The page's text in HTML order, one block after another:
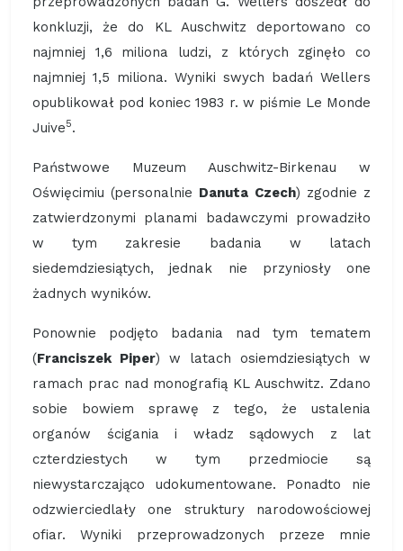
konkluzji, że do KL Auschwitz deportowano co
najmniej 1,6 miliona ludzi, z których zginęło co
najmniej 1,5 miliona. Wyniki swych badań Wellers
opublikował pod koniec 1983 r. w piśmie Le Monde
Juive5.
Państwowe Muzeum Auschwitz-Birkenau w
Oświęcimiu (personalnie Danuta Czech) zgodnie z
zatwierdzonymi planami badawczymi prowadziło
w tym zakresie badania w latach
siedemdziesiątych, jednak nie przyniosły one
żadnych wyników.
Ponownie podjęto badania nad tym tematem
(Franciszek Piper) w latach osiemdziesiątych w
ramach prac nad monografią KL Auschwitz. Zdano
sobie bowiem sprawę z tego, że ustalenia
organów ścigania i władz sądowych z lat
czterdziestych w tym przedmiocie są
niewystarczająco udokumentowane. Ponadto nie
odzwierciedlały one struktury narodowościowej
ofiar. Wyniki przeprowadzonych przeze mnie